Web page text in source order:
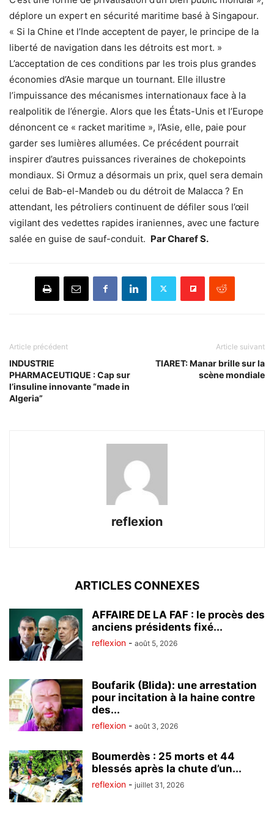
déplore un expert en sécurité maritime basé à Singapour.
« Si la Chine et l’Inde acceptent de payer, le principe de la
liberté de navigation dans les détroits est mort. »
L’acceptation de ces conditions par les trois plus grandes
économies d’Asie marque un tournant. Elle illustre
l’impuissance des mécanismes internationaux face à la
realpolitik de l’énergie. Alors que les États-Unis et l’Europe
dénoncent ce « racket maritime », l’Asie, elle, paie pour
garder ses lumières allumées. Ce précédent pourrait
inspirer d’autres puissances riveraines de chokepoints
mondiaux. Si Ormuz a désormais un prix, quel sera demain
celui de Bab-el-Mandeb ou du détroit de Malacca ? En
attendant, les pétroliers continuent de défiler sous l’œil
vigilant des vedettes rapides iraniennes, avec une facture
salée en guise de sauf-conduit. Par Charef S.
Article précédent
INDUSTRIE
PHARMACEUTIQUE : Cap sur
l’insuline innovante “made in
Algeria”
Article suivant
TIARET: Manar brille sur la
scène mondiale
reflexion
ARTICLES CONNEXES
AFFAIRE DE LA FAF : le procès des
anciens présidents fixé...
reflexion - août 5, 2026
Boufarik (Blida): une arrestation
pour incitation à la haine contre
des...
reflexion - août 3, 2026
Boumerdès : 25 morts et 44
blessés après la chute d’un...
reflexion - juillet 31, 2026